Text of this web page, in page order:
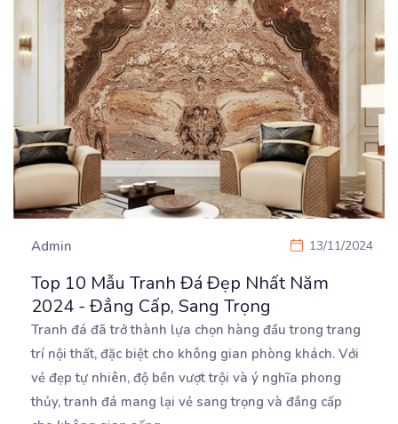
Admin 13/11/2024
Top 10 Mẫu Tranh Đá Đẹp Nhất Năm
2024 - Đẳng Cấp, Sang Trọng
Tranh đá đã trở thành lựa chọn hàng đầu trong trang
trí nội thất, đặc biệt cho không gian phòng khách. Với
vẻ đẹp tự nhiên, độ bền vượt trội và ý nghĩa phong
thủy, tranh đá mang lại vẻ sang trọng và đẳng cấp